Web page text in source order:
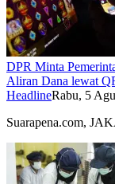
DPR Minta
Aliran Dana lewat
HeadlineRabu, 5
Suarapena.com,